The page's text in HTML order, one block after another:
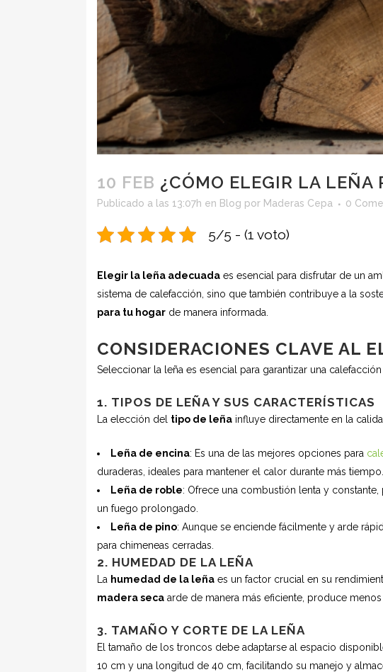
10 FEB ¿CÓMO ELEGIR LA LEÑA
Publicado a las 13:07h en Blog por Maderas Cepa 0
5/5 - (1 voto)
Elegir la leña adecuada es esencial para disfrutar de un
sistema de calefacción, sino que también contribuye a la
para tu hogar de manera informada.
CONSIDERACIONES CLAVE AL
Seleccionar la leña es esencial para garantizar una
1. TIPOS DE LEÑA Y SUS CARACTERÍSTICAS
La elección del tipo de leña influye directamente en la
Leña de encina: Es una de las mejores opciones para
duraderas, ideales para mantener el calor durante más tiempo.
Leña de roble: Ofrece una combustión lenta y
un fuego prolongado.
Leña de pino: Aunque se enciende fácilmente y arde
para chimeneas cerradas.
2. HUMEDAD DE LA LEÑA
La humedad de la leña es un factor crucial en su
madera seca arde de manera más eficiente, produce
3. TAMAÑO Y CORTE DE LA LEÑA
El tamaño de los troncos debe adaptarse al espacio
10 cm y una longitud de 40 cm, facilitando su manejo y